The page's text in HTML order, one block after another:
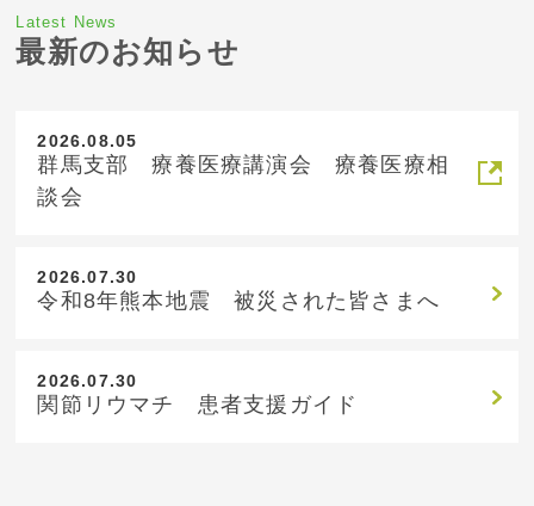
Latest News
最新のお知らせ
2026.08.05
群馬支部 療養医療講演会 療養医療相
談会
2026.07.30
令和8年熊本地震 被災された皆さまへ
2026.07.30
関節リウマチ 患者支援ガイド